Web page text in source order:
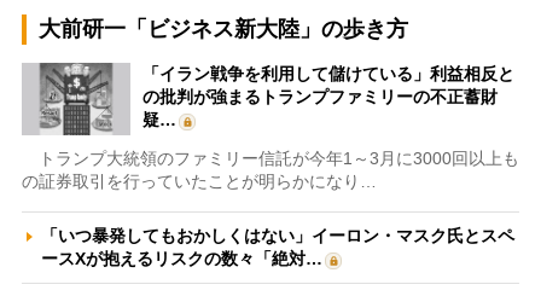
大前研一「ビジネス新大陸」の歩き方
「イラン戦争を利用して儲けている」利益相反と
の批判が強まるトランプファミリーの不正蓄財
疑…
トランプ大統領のファミリー信託が今年1～3月に3000回以上も
の証券取引を行っていたことが明らかになり…
「いつ暴発してもおかしくはない」イーロン・マスク氏とスペ
ースXが抱えるリスクの数々「絶対…